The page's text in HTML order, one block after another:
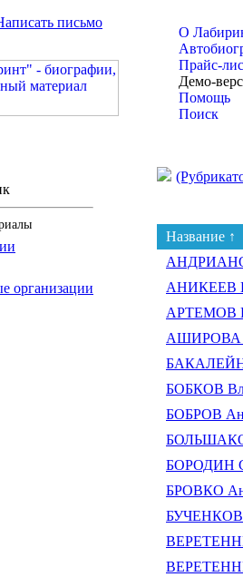
письмо
О
Прайс-
Демо-
Помощь
Поиск
организации
Название ↑
АНИКЕЕВ
АРТЕМОВ
АШИРОВА
БОБКОВ
БОБРОВ
БОРОДИН
БРОВКО
БУЧЕНКОВ